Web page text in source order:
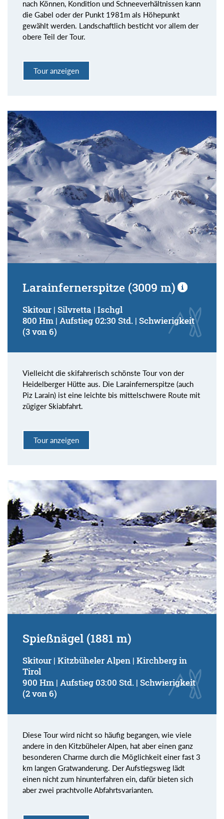
nach Können, Kondition und Schneeverhältnissen kann
die Gabel oder der Punkt 1981m als Höhepunkt
gewählt werden. Landschaftlich besticht vor allem der
obere Teil der Tour.
Tour anzeigen
Larainfernerspitze (3009 m)
Skitour | Silvretta | Ischgl
800 Hm | Aufstieg 02:30 Std. | Schwierigkeit
(3 von 6)
Vielleicht die skifahrerisch schönste Tour von der
Heidelberger Hütte aus. Die Larainfernerspitze (auch
Piz Larain) ist eine leichte bis mittelschwere Route mit
zügiger Skiabfahrt.
Tour anzeigen
Spießnägel (1881 m)
Skitour | Kitzbüheler Alpen | Kirchberg in
Tirol
900 Hm | Aufstieg 03:00 Std. | Schwierigkeit
(2 von 6)
Diese Tour wird nicht so häufig begangen, wie viele
andere in den Kitzbüheler Alpen, hat aber einen ganz
besonderen Charme durch die Möglichkeit einer fast 3
km langen Gratwanderung. Der Aufstiegsweg lädt
einen nicht zum hinunterfahren ein, dafür bieten sich
aber zwei prachtvolle Abfahrtsvarianten.